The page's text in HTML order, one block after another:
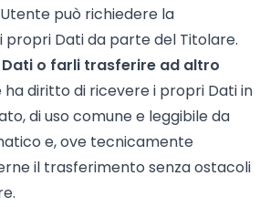
può richiedere la
propri Dati da parte del Titolare.
o farli trasferire ad altro
ha diritto di ricevere i propri Dati in
di uso comune e leggibile da
e, ove tecnicamente
il trasferimento senza ostacoli